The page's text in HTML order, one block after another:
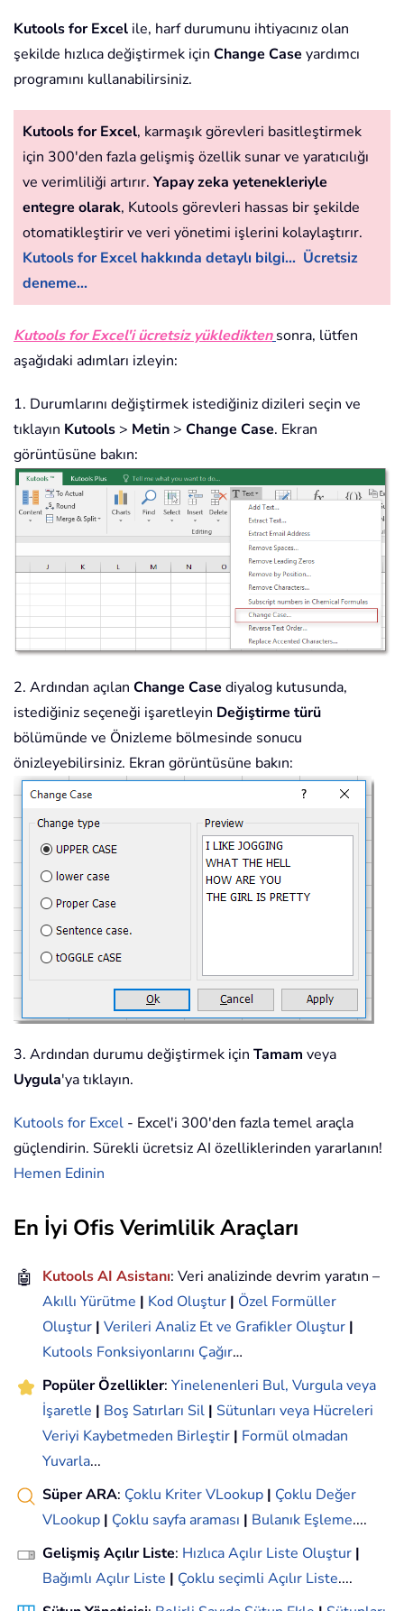
Kutools for Excel ile, harf durumunu ihtiyacınız olan
şekilde hızlıca değiştirmek için Change Case yardımcı
programını kullanabilirsiniz.
Kutools for Excel, karmaşık görevleri basitleştirmek
için 300'den fazla gelişmiş özellik sunar ve yaratıcılığı
ve verimliliği artırır. Yapay zeka yetenekleriyle
entegre olarak, Kutools görevleri hassas bir şekilde
otomatikleştirir ve veri yönetimi işlerini kolaylaştırır.
Kutools for Excel hakkında detaylı bilgi... Ücretsiz
deneme...
Kutools for Excel'i ücretsiz yükledikten sonra, lütfen
aşağıdaki adımları izleyin:
1. Durumlarını değiştirmek istediğiniz dizileri seçin ve
tıklayın Kutools > Metin > Change Case. Ekran
görüntüsüne bakın:
2. Ardından açılan Change Case diyalog kutusunda,
istediğiniz seçeneği işaretleyin Değiştirme türü
bölümünde ve Önizleme bölmesinde sonucu
önizleyebilirsiniz. Ekran görüntüsüne bakın:
3. Ardından durumu değiştirmek için Tamam veya
Uygula'ya tıklayın.
Kutools for Excel - Excel'i 300'den fazla temel araçla
güçlendirin. Sürekli ücretsiz AI özelliklerinden yararlanın!
Hemen Edinin
En İyi Ofis Verimlilik Araçları
🤖 Kutools AI Asistanı: Veri analizinde devrim yaratın –
Akıllı Yürütme | Kod Oluştur | Özel Formüller
Oluştur | Verileri Analiz Et ve Grafikler Oluştur |
Kutools Fonksiyonlarını Çağır…
Popüler Özellikler: Yinelenenleri Bul, Vurgula veya
İşaretle | Boş Satırları Sil | Sütunları veya Hücreleri
Veriyi Kaybetmeden Birleştir | Formül olmadan
Yuvarla...
Süper ARA: Çoklu Kriter VLookup | Çoklu Değer
VLookup | Çoklu sayfa araması | Bulanık Eşleme....
Gelişmiş Açılır Liste: Hızlıca Açılır Liste Oluştur |
Bağımlı Açılır Liste | Çoklu seçimli Açılır Liste....